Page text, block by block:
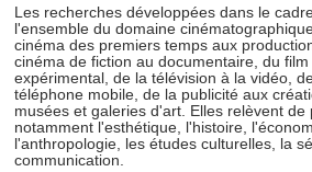
Les recherches développées dans le
l'ensemble du domaine
cinéma des premiers temps aux
cinéma de fiction au documentaire, du
expérimental, de la télévision à la vidéo,
téléphone mobile, de la publicité aux
musées et galeries d'art. Elles relèvent de
notamment l'esthétique, l'histoire,
l'anthropologie, les études culturelles, la
communication.